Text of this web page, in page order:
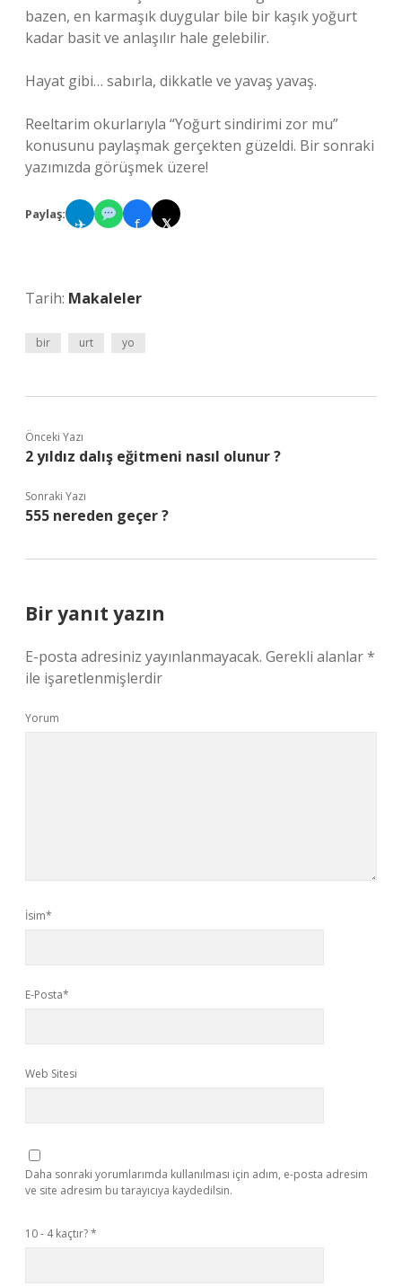
bazen, en karmaşık duygular bile bir kaşık yoğurt
kadar basit ve anlaşılır hale gelebilir.
Hayat gibi… sabırla, dikkatle ve yavaş yavaş.
Reeltarim okurlarıyla “Yoğurt sindirimi zor mu”
konusunu paylaşmak gerçekten güzeldi. Bir sonraki
yazımızda görüşmek üzere!
Paylaş:
✈ f 𝕏
Tarih: Makaleler
bir urt yo
Önceki Yazı
2 yıldız dalış eğitmeni nasıl olunur ?
Sonraki Yazı
555 nereden geçer ?
Bir yanıt yazın
E-posta adresiniz yayınlanmayacak. Gerekli alanlar*
ile işaretlenmişlerdir
Yorum
İsim*
E-Posta*
Web Sitesi
Daha sonraki yorumlarımda kullanılması için adım, e-posta adresim
ve site adresim bu tarayıcıya kaydedilsin.
10 - 4 kaçtır?*